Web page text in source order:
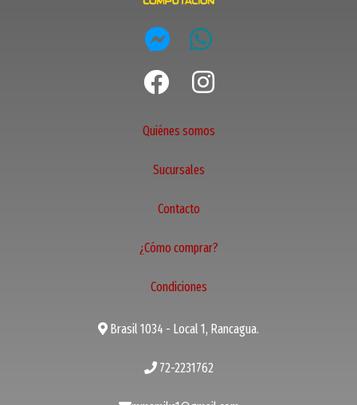
Quiénes somos
Sucursales
Contacto
¿Cómo comprar?
Condiciones
Brasil 1034 - Local 1, Rancagua.
72-2231762